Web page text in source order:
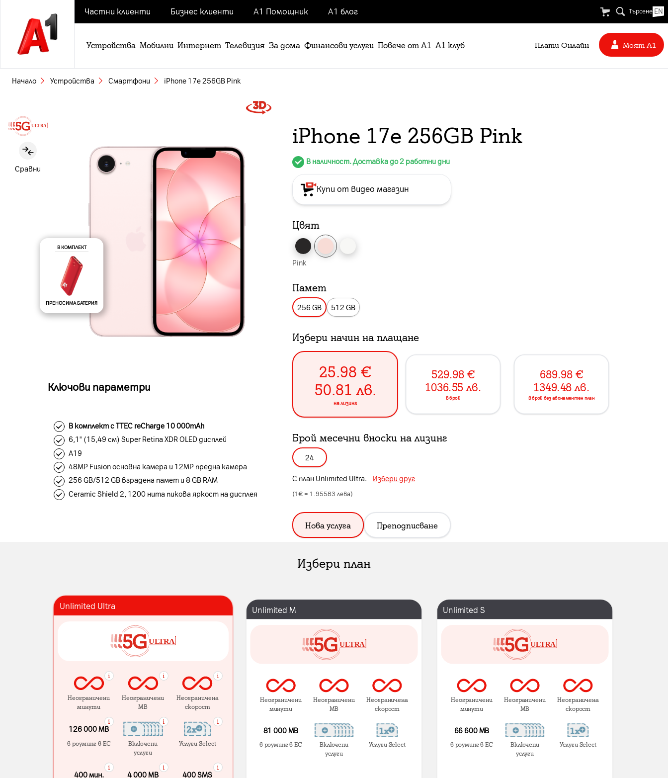
Частни клиенти Бизнес клиенти А1 Помощник А1 блог Търсене EN
Устройства Мобилни Интернет Телевизия За дома Финансови услуги Повече от А1 А1 клуб Плати Oнлайн Моят А1
Начало Устройства Смартфони iPhone 17e 256GB Pink
Сравни
Slide 1 of 1
В КОМПЛЕКТ
ПРЕНОСИМА БАТЕРИЯ
Ключови параметри
В комплект с TTEC reCharge 10 000mAh
6,1" (15,49 см) Super Retina XDR OLED дисплей
A19
48MP Fusion основна камера и 12MP предна камера
256 GB/512 GB вградена памет и 8 GB RAM
Ceramic Shield 2, 1200 нита пикова яркост на дисплея
iPhone 17e 256GB Pink
В наличност. Доставка до 2 работни дни
Купи от видео магазин
Цвят
Pink
Памет
256 GB 512 GB
Избери начин на плащане
25.98 €
50.81 лв.
на лизинг
529.98 €
1036.55 лв.
в брой
689.98 €
1349.48 лв.
в брой без абонаментен план
Брой месечни вноски на лизинг
24
С план Unlimited Ultra. Избери друг
(1€ = 1.95583 лева)
Нова услуга Преподписване
Избери план
Unlimited Ultra
Неограничени
минути
Неограничени
MB
Неограничена
скорост
126 000 MB
в роуминг в ЕС
Включени
услуги
Услуги Select
400 мин. 4 000 МB 400 SMS
Unlimited M
Неограничени
минути
Неограничени
MB
Неограничена
скорост
81 000 МВ
в роуминг в ЕС
Включени
услуги
Услуги Select
Unlimited S
Неограничени
минути
Неограничени
MB
Неограничена
скорост
66 600 MB
в роуминг в ЕС
Включени
услуги
Услуги Select